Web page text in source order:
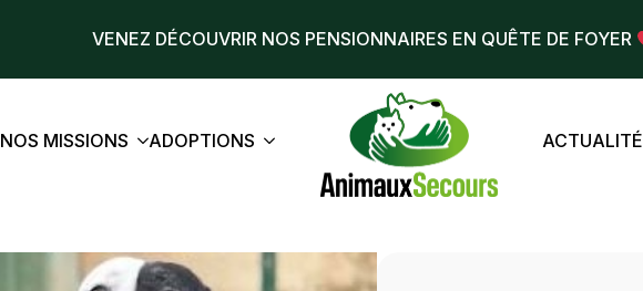
VENEZ DÉCOUVRIR NOS PENSIONNAIRES EN QUÊTE DE FOYER
NOS MISSIONS ADOPTIONS ACTUALITÉ